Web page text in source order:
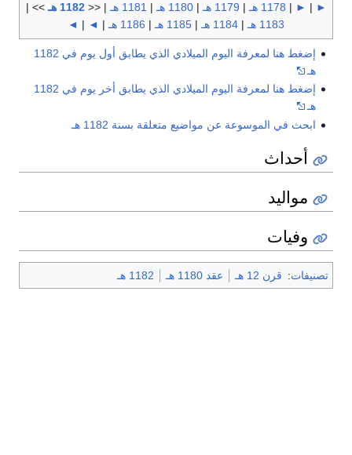
►
|
►
| 1178 هـ | 1179 هـ |1180 هـ | 1181 هـ | <<1182 هـ
>> |
1183 هـ
| 1184 هـ | 1185 هـ | 1186 هـ |
◄
|
◄
إضغط هنا لمعرفة اليوم الميلادي الذي يطابق أول يوم في 1182
هـ
إضغط هنا لمعرفة اليوم الميلادي الذي يطابق أخر يوم في 1182
هـ
ابحث في الموسوعة عن مواضيع متعلقة بسنة 1182 هـ
أحداث
مواليد
وفيات
تصنيفات: قرن 12 هـ عقد 1180 هـ 1182 هـ